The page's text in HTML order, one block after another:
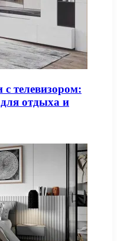
телевизором:
отдыха и